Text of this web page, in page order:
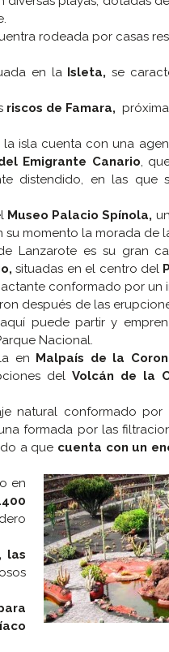
rodeada por casas
en la Isleta, se
riscos de Famara,
isla cuenta con una
Emigrante Canario,
distendido, en las que
Museo Palacio Spínola,
momento la morada de
Lanzarote es su gran
situadas en el centro del
conformado por un
después de las
puede partir y
Nacional.
en Malpaís de la
del Volcán de la
natural conformado por
formada por las
a que cuenta con un
en
las